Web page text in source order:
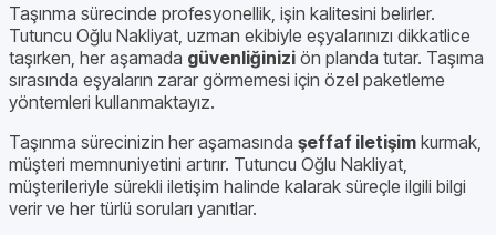
Taşınma sürecinde profesyonellik, işin kalitesini belirler.
Tutuncu Oğlu Nakliyat, uzman ekibiyle eşyalarınızı dikkatlice
taşırken, her aşamada güvenliğinizi ön planda tutar. Taşıma
sırasında eşyaların zarar görmemesi için özel paketleme
yöntemleri kullanmaktayız.
Taşınma sürecinizin her aşamasında şeffaf iletişim kurmak,
müşteri memnuniyetini artırır. Tutuncu Oğlu Nakliyat,
müşterileriyle sürekli iletişim halinde kalarak süreçle ilgili bilgi
verir ve her türlü soruları yanıtlar.